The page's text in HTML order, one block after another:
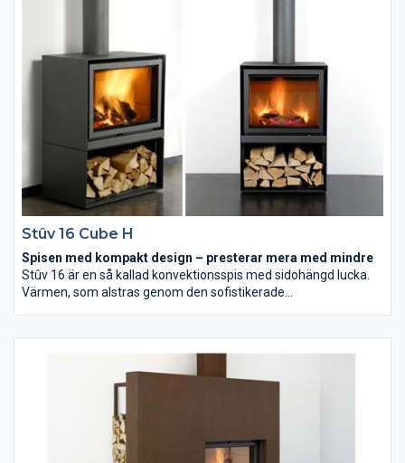
Stûv 16 Cube H
Spisen med kompakt design – presterar mera med mindre
Stûv 16 är en så kallad konvektionsspis med sidohängd lucka.
Värmen, som alstras genom den sofistikerade
fronten på luckan. Kaminen fungerar dock inte som öppen spis.